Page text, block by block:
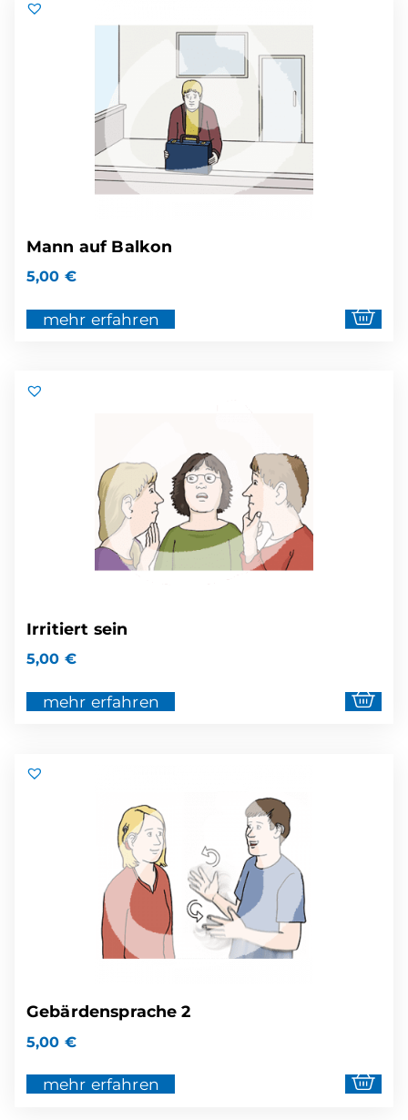
Mann auf Balkon
5,00 €
mehr erfahren
Irritiert sein
5,00 €
mehr erfahren
Gebärdensprache 2
5,00 €
mehr erfahren